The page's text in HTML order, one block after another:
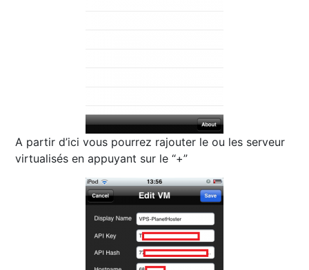
A partir d’ici vous pourrez rajouter le ou les serveur
virtualisés en appuyant sur le “+”